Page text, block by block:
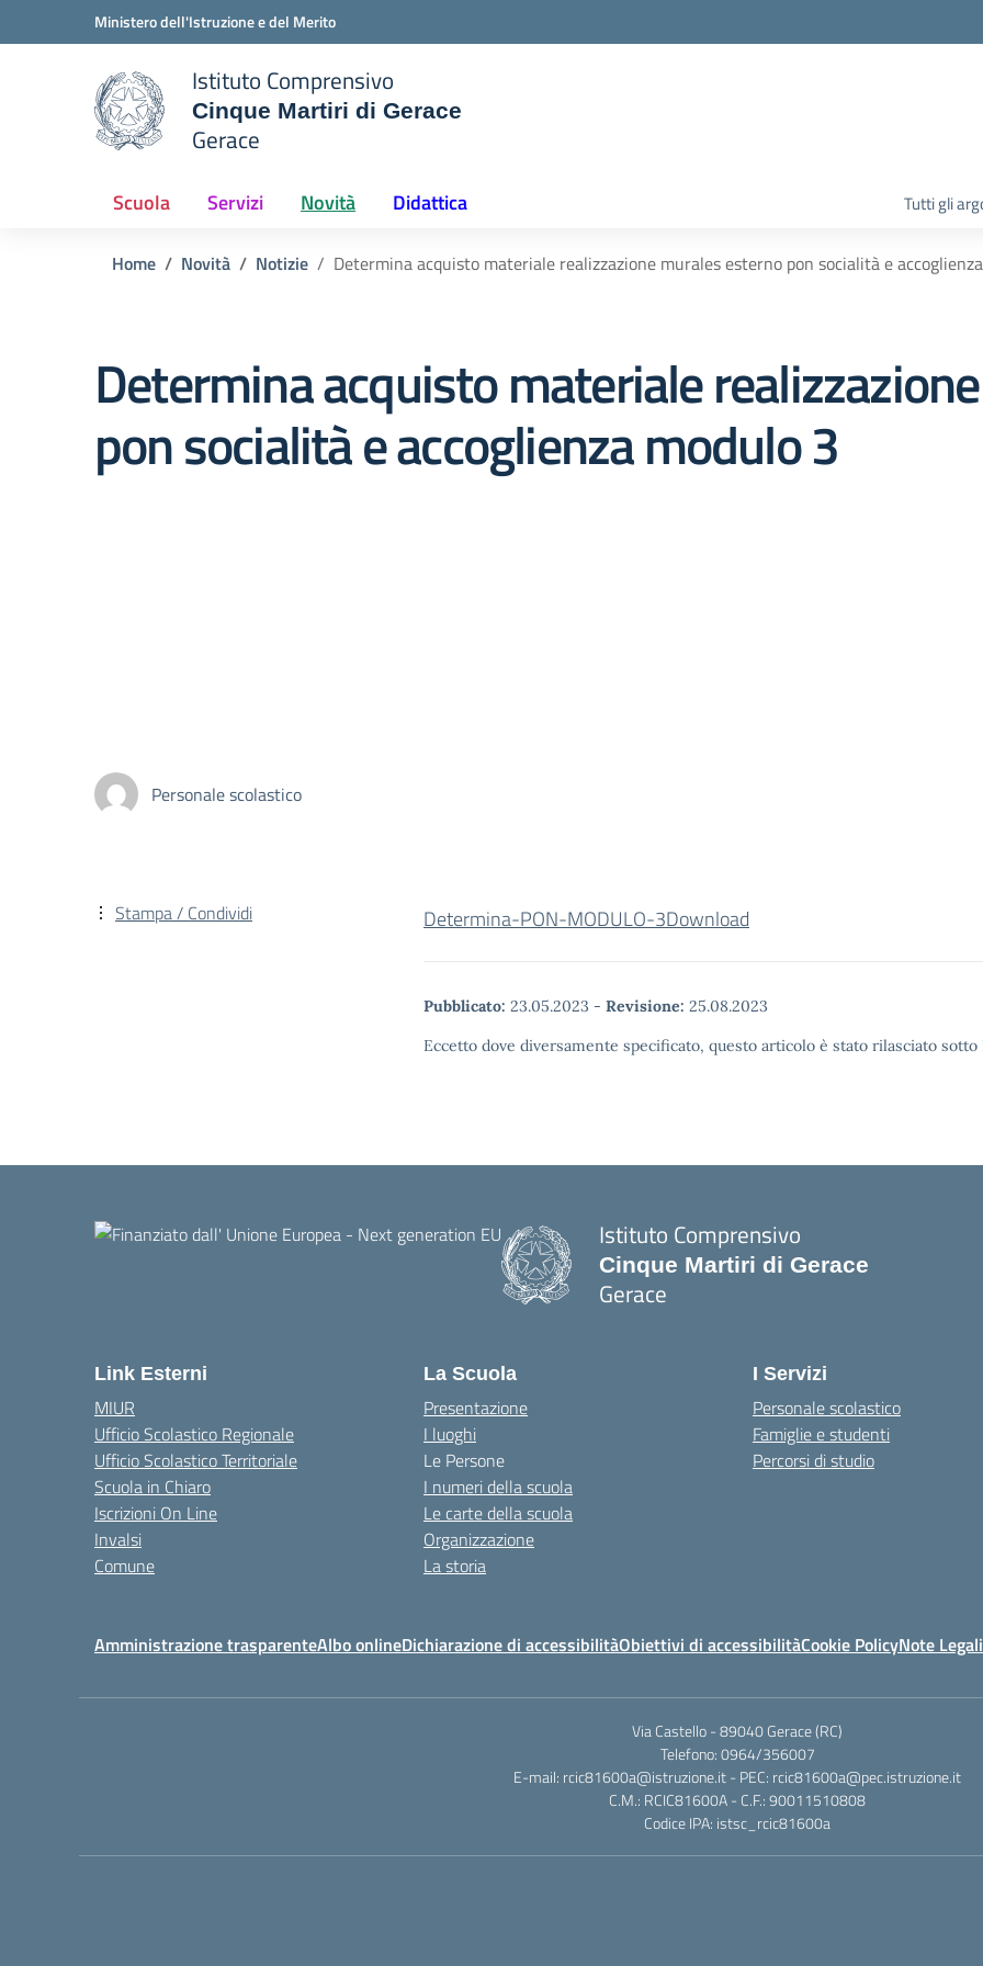
Vai ai contenuti
Vai al menu di navigazioneMinistero dell'Istruzione e del Merito
scuola
Istituto Comprensivo
Cinque Martiri di Gerace
Gerace
Scuola Servizi Novità Didattica Tutti gli
Home Novità Notizie Determina acquisto materiale realizzazione murales esterno pon socialità e
Determina acquisto materiale
pon socialità e accoglienza modulo 3
Personale scolastico
Determina-PON-MODULO-3Download
Pubblicato: 23.05.2023 - Revisione: 25.08.2023
Eccetto dove diversamente specificato, questo articolo è stato rilasciato
Stampa / Condividi
Istituto Comprensivo
Cinque Martiri di Gerace
Gerace
Link Esterni
MIUR
Ufficio Scolastico Regionale
Ufficio Scolastico Territoriale
Scuola in Chiaro
Iscrizioni On Line
Invalsi
Comune
La Scuola
Presentazione
I luoghi
Le Persone
I numeri della scuola
Le carte della scuola
Organizzazione
La storia
I Servizi
Personale scolastico
Famiglie e studenti
Percorsi di studio
Amministrazione trasparenteAlbo onlineDichiarazione di accessibilitàObiettivi di accessibilitàCookie PolicyNote Legali
Via Castello - 89040 Gerace (RC)
Telefono: 0964/356007
E-mail: rcic81600a@istruzione.it - PEC: rcic81600a@pec.istruzione.it
C.M.: RCIC81600A - C.F.: 90011510808
Codice IPA: istsc_rcic81600a